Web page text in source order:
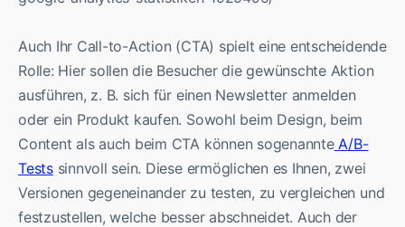
Auch Ihr Call-to-Action (CTA) spielt eine entscheidende
Rolle: Hier sollen die Besucher die gewünschte Aktion
ausführen, z. B. sich für einen Newsletter anmelden
oder ein Produkt kaufen. Sowohl beim Design, beim
Content als auch beim CTA können sogenannteA/B-
Testssinnvoll sein. Diese ermöglichen es Ihnen, zwei
Versionen gegeneinander zu testen, zu vergleichen und
festzustellen, welche besser abschneidet. Auch der